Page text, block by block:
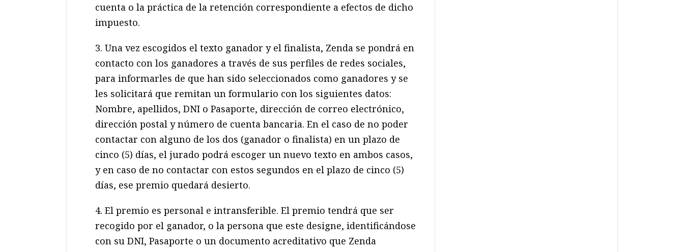
cuenta o la práctica de la retención correspondiente a efectos de dicho
impuesto.
3. Una vez escogidos el texto ganador y el finalista, Zenda se pondrá en
contacto con los ganadores a través de sus perfiles de redes sociales,
para informarles de que han sido seleccionados como ganadores y se
les solicitará que remitan un formulario con los siguientes datos:
Nombre, apellidos, DNI o Pasaporte, dirección de correo electrónico,
dirección postal y número de cuenta bancaria. En el caso de no poder
contactar con alguno de los dos (ganador o finalista) en un plazo de
cinco (5) días, el jurado podrá escoger un nuevo texto en ambos casos,
y en caso de no contactar con estos segundos en el plazo de cinco (5)
días, ese premio quedará desierto.
4. El premio es personal e intransferible. El premio tendrá que ser
recogido por el ganador, o la persona que este designe, identificándose
con su DNI, Pasaporte o un documento acreditativo que Zenda